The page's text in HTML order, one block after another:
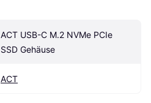
ACT USB-C M.2 NVMe PCIe
SSD Gehäuse
ACT